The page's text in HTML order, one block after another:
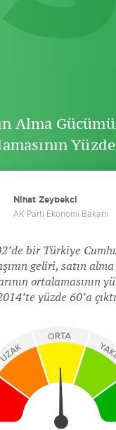
Alma
Yüzde
Nihat Zeybekci
AK Parti Ekonomi Bakanı
bir Türkiye
geliri, satın
ortalamasının
yüzde 60’a